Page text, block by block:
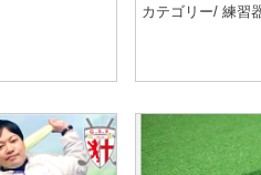
カテゴリー/ 練習